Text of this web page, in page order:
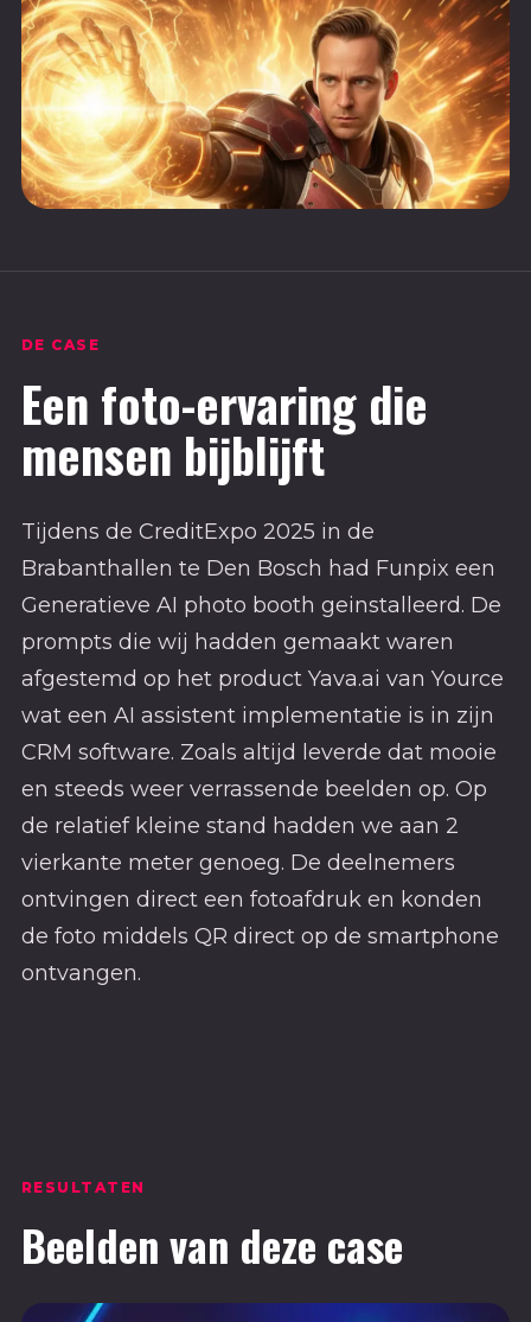
DE CASE
Een foto-ervaring die
mensen bijblijft
Tijdens de CreditExpo 2025 in de
Brabanthallen te Den Bosch had Funpix een
Generatieve AI photo booth geinstalleerd. De
prompts die wij hadden gemaakt waren
afgestemd op het product Yava.ai van Yource
wat een AI assistent implementatie is in zijn
CRM software. Zoals altijd leverde dat mooie
en steeds weer verrassende beelden op. Op
de relatief kleine stand hadden we aan 2
vierkante meter genoeg. De deelnemers
ontvingen direct een fotoafdruk en konden
de foto middels QR direct op de smartphone
ontvangen.
RESULTATEN
Beelden van deze case